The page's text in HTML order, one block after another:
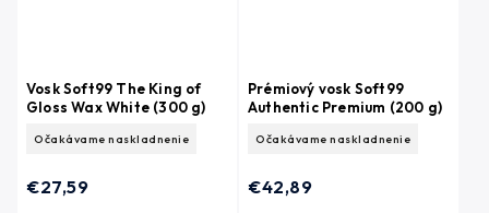
Vosk Soft99 The King of
Gloss Wax White (300 g)
Očakávame naskladnenie
€27,59
Prémiový vosk Soft99
Authentic Premium (200 g)
Očakávame naskladnenie
€42,89